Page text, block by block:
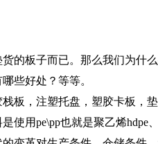
的板子而已。那么我们为什
些好处？等等。
板，注塑托盘，塑胶卡板，
用pe\pp也就是聚乙烯hdpe